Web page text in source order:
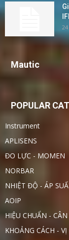
Mautic
POPULAR
Instrument
APLISENS
ĐO LỰC - MOMEN
NORBAR
NHIỆT ĐỘ - ÁP
AOIP
HIỆU CHUẨN -
KHOẢNG CÁCH - VỊ